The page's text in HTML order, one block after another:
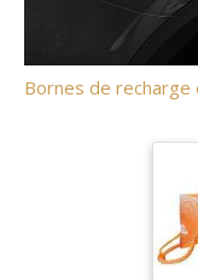
Bornes de recharge